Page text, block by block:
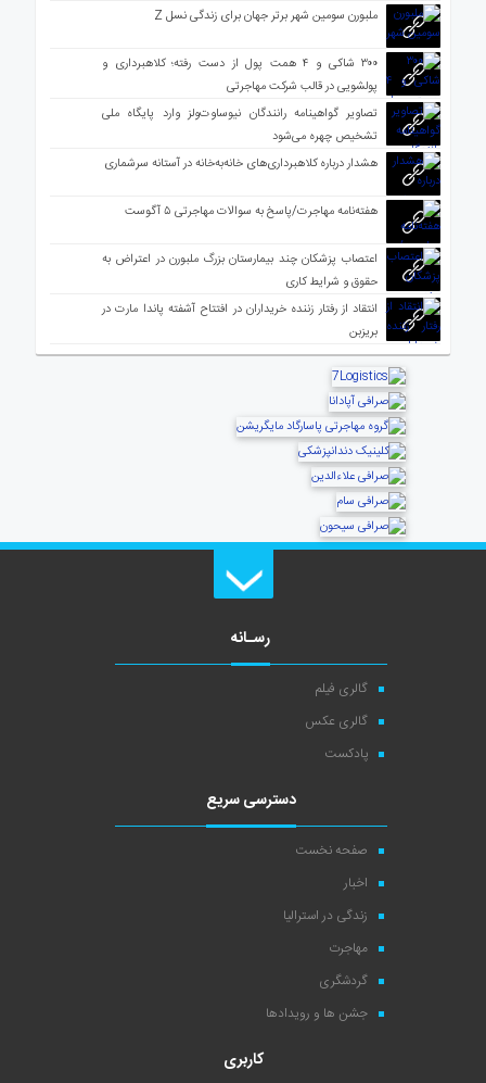
ملبورن سومین شهر برتر جهان برای زندگی نسل Z
۳۰۰ شاکی و ۴ همت پول از دست رفته؛ کلاهبرداری و
پولشویی در قالب شرکت مهاجرتی
تصاویر گواهینامه رانندگان نیوساوت‌ولز وارد پایگاه ملی
تشخیص چهره می‌شود
هشدار درباره کلاهبرداری‌های خانه‌به‌خانه در آستانه سرشماری
هفته‌نامه مهاجرت/پاسخ به سوالات مهاجرتی ۵ آگوست
اعتصاب پزشکان چند بیمارستان بزرگ ملبورن در اعتراض به
حقوق و شرایط کاری
انتقاد از رفتار زننده خریداران در افتتاح آشفته پاندا مارت در
بریزبن
رسـانه
گالری فیلم
گالری عکس
پادکست
دسترسی سریع
صفحه نخست
اخبار
زندگی در استرالیا
مهاجرت
گردشگری
جشن ها و رویدادها
کاربری